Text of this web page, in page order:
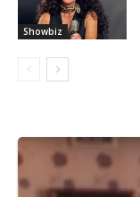
Showbiz